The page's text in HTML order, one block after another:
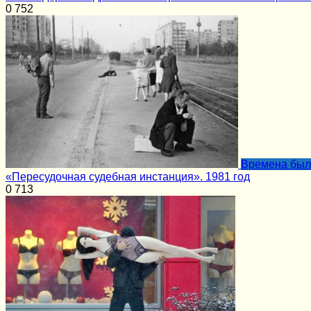
0 752
Времена
«Пересудочная судебная инстанция». 1981 год
0 713